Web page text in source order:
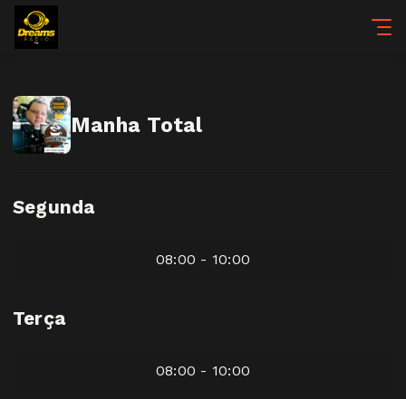
Manha Total
Segunda
08:00 - 10:00
Terça
08:00 - 10:00